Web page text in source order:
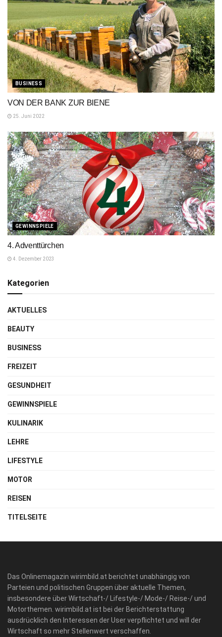
BUSINESS
VON DER BANK ZUR BIENE
25. Juni 2022
GEWINNSPIELE
4. Adventtürchen
4. Dezember 2023
Kategorien
AKTUELLES
BEAUTY
BUSINESS
FREIZEIT
GESUNDHEIT
GEWINNSPIELE
KULINARIK
LEHRE
LIFESTYLE
MOTOR
REISEN
TITELSEITE
Das Onlinemagazin wirimbild.at berichtet unabhängig von
Parteien und politischen Gruppen über aktuelle Themen,
insbesondere über Wirtschaft-/ Lifestyle-/ Mode-/ Reise-/ und
Motorthemen. wirimbild.at ist bei der Berichterstattung
ausdrücklich den Interessen der User verpflichtet und will der
Wirtschaft so mehr Stellenwert verschaffen.